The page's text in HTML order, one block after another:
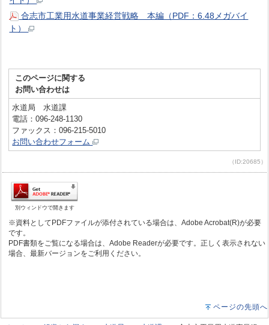
合志市工業用水道事業経営戦略 本編（PDF：6.48メガバイ
ト）
このページに関する
お問い合わせは
水道局 水道課
電話：096-248-1130
ファックス：096-215-5010
お問い合わせフォーム
（ID:20685）
別ウィンドウで開きます
※資料としてPDFファイルが添付されている場合は、Adobe Acrobat(R)が必要
です。
PDF書類をご覧になる場合は、Adobe Readerが必要です。正しく表示されない
場合、最新バージョンをご利用ください。
ページの先頭へ